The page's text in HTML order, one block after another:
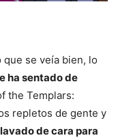
se veía bien, lo
ha sentado de
the Templars:
repletos de gente y
de cara para